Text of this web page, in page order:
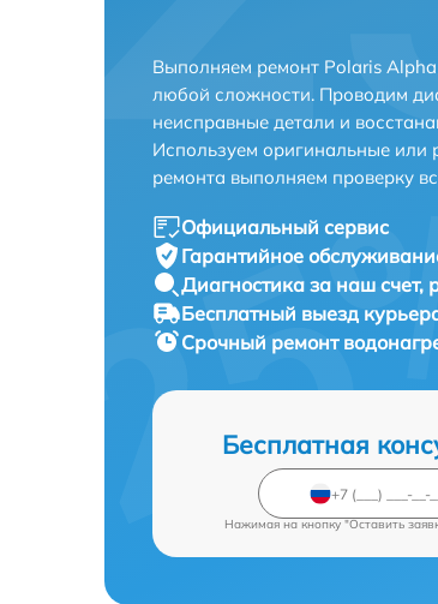
Выполняем ремонт Polaris
любой сложности. Проводим
неисправные детали и
Используем оригинальные или
ремонта выполняем проверку
Официальный сервис
Гарантийное
Диагностика за наш счет,
Бесплатный выезд
Срочный ремонт
Бесплатная
Нажимая на кнопку "Оставить